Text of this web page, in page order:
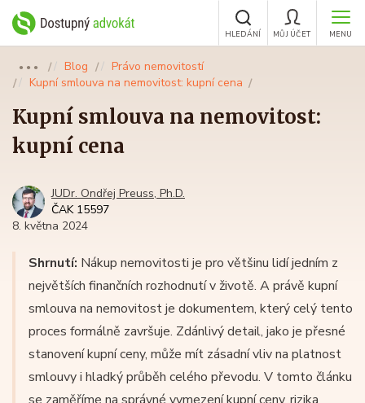
MENU
MŮJ ÚČET
HLEDÁNÍ
●●● Blog
Právo nemovitostí
Kupní smlouva na nemovitost: kupní cena
Kupní smlouva na nemovitost:
kupní cena
JUDr. Ondřej Preuss, Ph.D.
ČAK 15597
8. května 2024
Shrnutí: Nákup nemovitosti je pro většinu lidí jedním z
největších finančních rozhodnutí v životě. A právě kupní
smlouva na nemovitost je dokumentem, který celý tento
proces formálně završuje. Zdánlivý detail, jako je přesné
stanovení kupní ceny, může mít zásadní vliv na platnost
smlouvy i hladký průběh celého převodu. V tomto článku